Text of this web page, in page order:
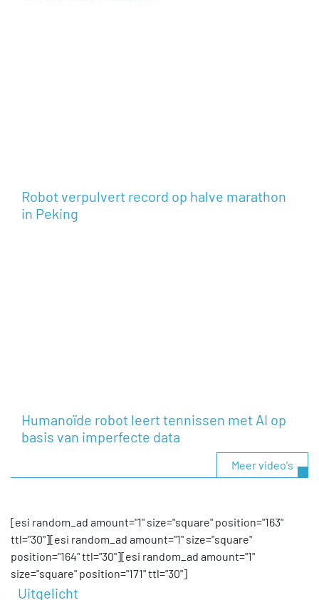
Robot verpulvert record op halve marathon
in Peking
Humanoïde robot leert tennissen met AI op
basis van imperfecte data
Meer video's
[esi random_ad amount="1" size="square" position="163"
ttl="30"][esi random_ad amount="1" size="square"
position="164" ttl="30"][esi random_ad amount="1"
size="square" position="171" ttl="30"]
Uitgelicht